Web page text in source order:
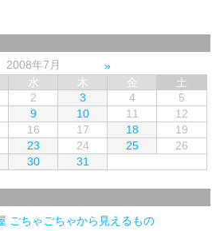
2008年7月
水 木 金
土
2 3 4
5
9 10 11
12
16 17 18
19
23 24 25
26
30 31
ごちゃごちゃから見えるもの